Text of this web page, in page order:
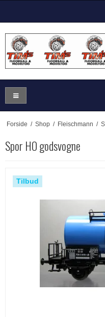
Forside / Shop / Fleischmann /
Spor HO godsvogne
Tilbud